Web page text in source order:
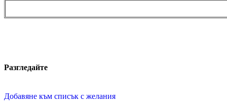
Разгледайте
Добавяне към списък с желания